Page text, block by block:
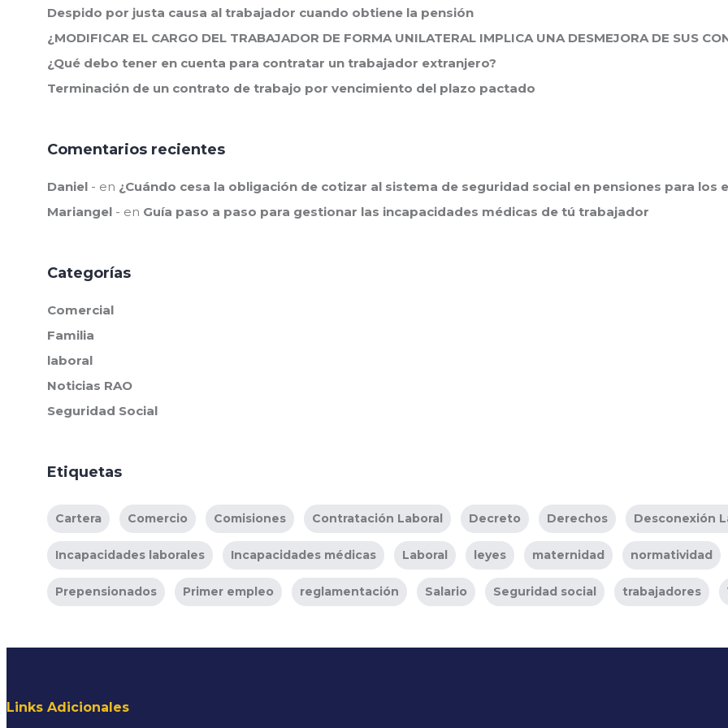
Despido por justa causa al trabajador cuando obtiene la pensión
¿MODIFICAR EL CARGO DEL TRABAJADOR DE FORMA UNILATERAL IMPLICA UNA DESMEJORA DE SUS
¿Qué debo tener en cuenta para contratar un trabajador extranjero?
Terminación de un contrato de trabajo por vencimiento del plazo pactado
Comentarios recientes
Daniel en ¿Cuándo cesa la obligación de cotizar al sistema de seguridad social en pensiones para los
Mariangel
en Guía paso a paso para gestionar las incapacidades médicas de tú trabajador
Categorías
Comercial
Familia
laboral
Noticias RAO
Seguridad Social
Etiquetas
Cartera Comercio Comisiones Contratación Laboral Decreto Derechos Desconexión
Incapacidades laborales Incapacidades médicas Laboral leyes maternidad normatividad
Prepensionados Primer empleo reglamentación Salario Seguridad social trabajadores
Links Adicionales
+57 602 889-9859
info@raoasociados.com